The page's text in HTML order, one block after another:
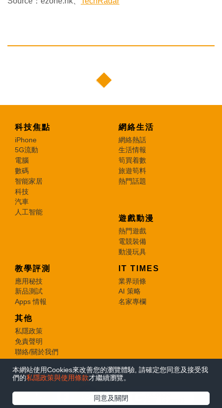
本網站使用Cookies來改善您的瀏覽體驗, 請確定您同意及接受我
們的私隱政策與使用條款才繼續瀏覽。
同意及關閉
科技焦點
iPhone
5G流動
電腦
數碼
智能家居
科技
汽車
人工智能
網絡生活
網絡熱話
生活情報
筍買着數
旅遊筍料
熱門話題
遊戲動漫
熱門遊戲
電競裝備
動漫玩具
教學評測
應用秘技
新品測試
Apps 情報
IT TIMES
業界頭條
AI 策略
名家專欄
其他
私隱政策
免責聲明
聯絡/關於我們
© 2026 e-zone. All Rights Reserved.